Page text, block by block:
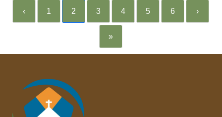
‹ 1 2 3 4 5 6 ›
»